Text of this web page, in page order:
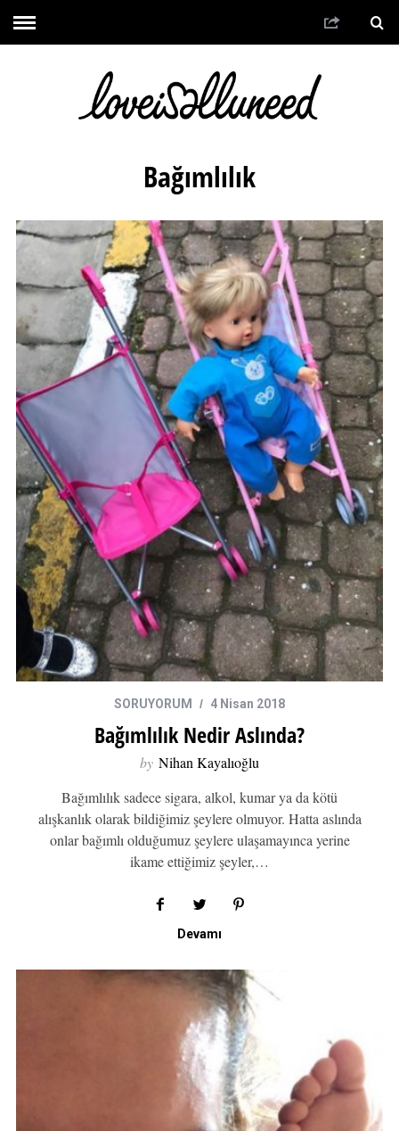
Bağımlılık
SORUYORUM 4 Nisan 2018
Bağımlılık Nedir Aslında?
by Nihan Kayalıoğlu
Bağımlılık sadece sigara, alkol, kumar ya da kötü
alışkanlık olarak bildiğimiz şeylere olmuyor. Hatta aslında
onlar bağımlı olduğumuz şeylere ulaşamayınca yerine
ikame ettiğimiz şeyler,…
Devamı